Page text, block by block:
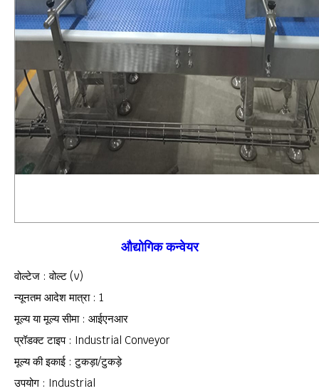
औद्योगिक कन्वेयर
वोल्टेज : वोल्ट (v)
न्यूनतम आदेश मात्रा : 1
मूल्य या मूल्य सीमा : आईएनआर
प्रॉडक्ट टाइप : Industrial Conveyor
मूल्य की इकाई : टुकड़ा/टुकड़े
उपयोग : Industrial